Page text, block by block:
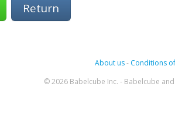
Return
About us- Conditions
© 2026 Babelcube Inc. - Babelcube